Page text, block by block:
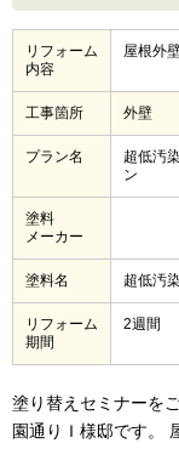
リフォーム
内容
屋根外
工事箇所 外壁
プラン名
超低汚
ン
塗料
メーカー
塗料名 超低汚
リフォーム
期間
2週間
塗り替えセミナーを
園通りＩ様邸です。